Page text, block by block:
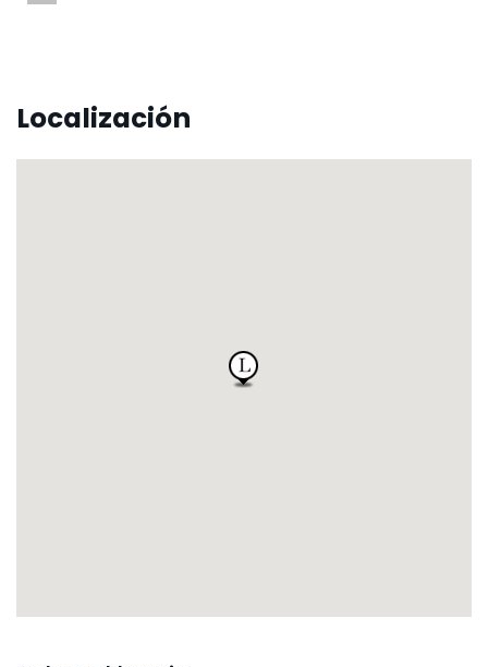
Localización